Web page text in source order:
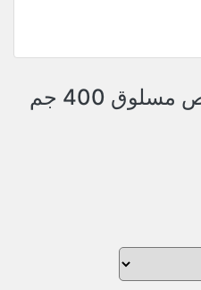
كالفورنيا جاردن حمص مسلوق 400 جم